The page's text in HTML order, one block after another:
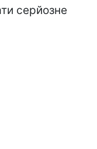
серйозне